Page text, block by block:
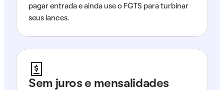
pagar entrada e ainda use o FGTS para turbinar
seus lances.
Sem juros e mensalidades